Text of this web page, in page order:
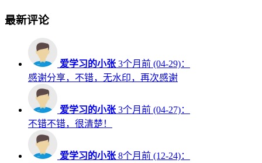
最新评论
爱学习的小张 3个月前 (04-29)：
感谢分享，不错，无水印，再次感谢
爱学习的小张 3个月前 (04-27)：
不错不错，很清楚！
爱学习的小张 8个月前 (12-24)：